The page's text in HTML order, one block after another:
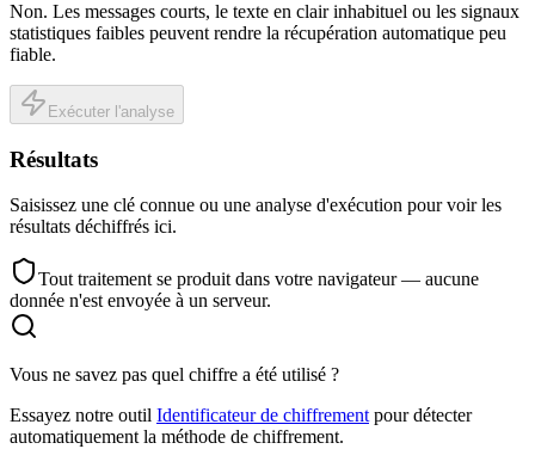
Non. Les messages courts, le texte en clair inhabituel ou les signaux
statistiques faibles peuvent rendre la récupération automatique peu
fiable.
Exécuter l'analyse
Résultats
Saisissez une clé connue ou une analyse d'exécution pour voir les
résultats déchiffrés ici.
Tout traitement se produit dans votre navigateur — aucune
donnée n'est envoyée à un serveur.
Vous ne savez pas quel chiffre a été utilisé ?
Essayez notre outil Identificateur de chiffrementpour détecter
automatiquement la méthode de chiffrement.